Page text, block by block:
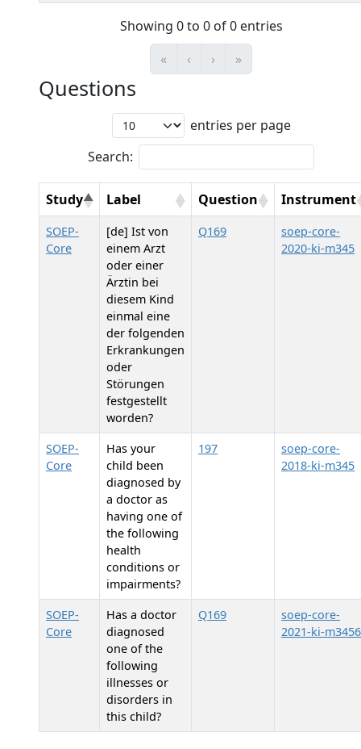
Showing 0 to 0 of 0 entries
«
‹ › »
Questions
entries per page
Search:
Study Label Question Instrument
SOEP-
Core
[de] Ist von
einem Arzt
oder einer
Ärztin bei
diesem Kind
einmal eine
der folgenden
Erkrankungen
oder
Störungen
festgestellt
worden?
Q169
soep-core-
2020-ki-m345
SOEP-
Core
Has your
child been
diagnosed by
a doctor as
having one of
the following
health
conditions or
impairments?
197
soep-core-
2018-ki-m345
SOEP-
Core
Has a doctor
diagnosed
one of the
following
illnesses or
disorders in
this child?
Q169
soep-core-
2021-ki-m3456